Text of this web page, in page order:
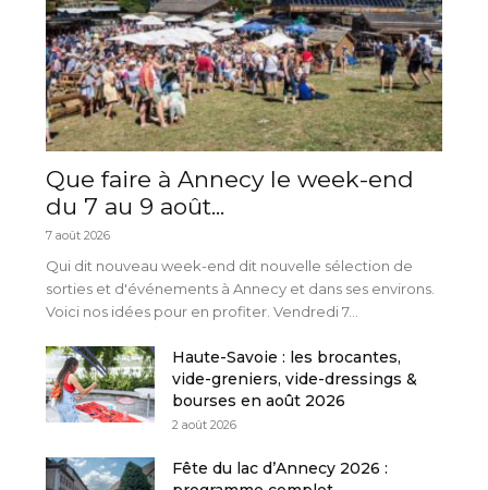
Que faire à Annecy le week-end
du 7 au 9 août...
7 août 2026
Qui dit nouveau week-end dit nouvelle sélection de
sorties et d'événements à Annecy et dans ses environs.
Voici nos idées pour en profiter. Vendredi 7...
Haute-Savoie : les brocantes,
vide-greniers, vide-dressings &
bourses en août 2026
2 août 2026
Fête du lac d’Annecy 2026 :